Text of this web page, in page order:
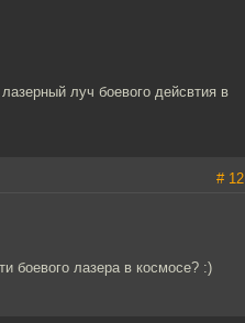
луч боевого дейсвтия в
# 12
боевого лазера в космосе? :)